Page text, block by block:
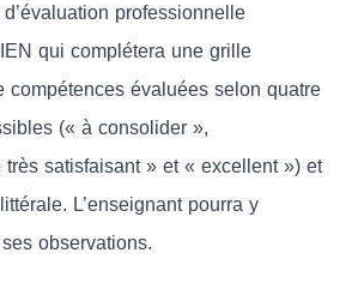
professionnelle
qui complétera une grille
compétences évaluées selon quatre
(« à consolider »,
très satisfaisant » et « excellent ») et
L’enseignant pourra y
observations.